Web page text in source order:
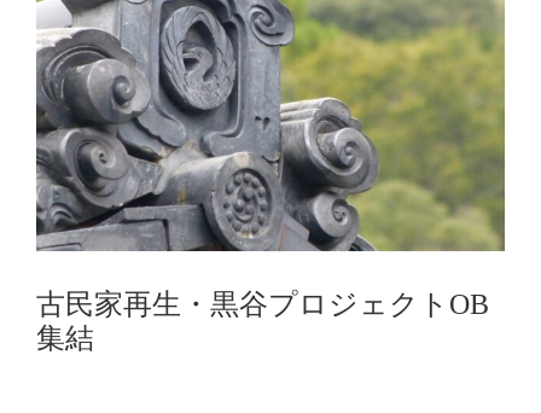
古民家再生・黒谷プロジェクトOB
集結